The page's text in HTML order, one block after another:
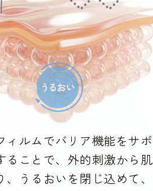
ィルムでバリア機能をサポ
ることで、外的刺激から肌
、うるおいを閉じ込めて、